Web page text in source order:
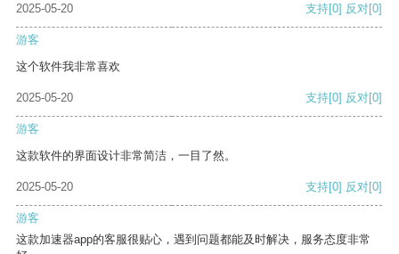
2025-05-20 支持[0] 反对[0]
游客
这个软件我非常喜欢
2025-05-20 支持[0] 反对[0]
游客
这款软件的界面设计非常简洁，一目了然。
2025-05-20 支持[0] 反对[0]
游客
这款加速器app的客服很贴心，遇到问题都能及时解决，服务态度非常